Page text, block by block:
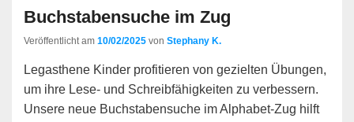
Buchstabensuche im Zug
Veröffentlicht am 10/02/2025 von Stephany K.
Legasthene Kinder profitieren von gezielten Übungen,
um ihre Lese- und Schreibfähigkeiten zu verbessern.
Unsere neue Buchstabensuche im Alphabet-Zug hilft